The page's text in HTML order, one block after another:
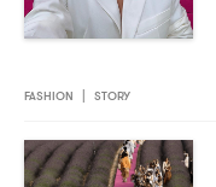
FASHION | STORY